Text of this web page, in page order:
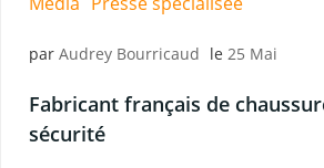
par Audrey Bourricaud le 25 Mai
Fabricant français de
sécurité